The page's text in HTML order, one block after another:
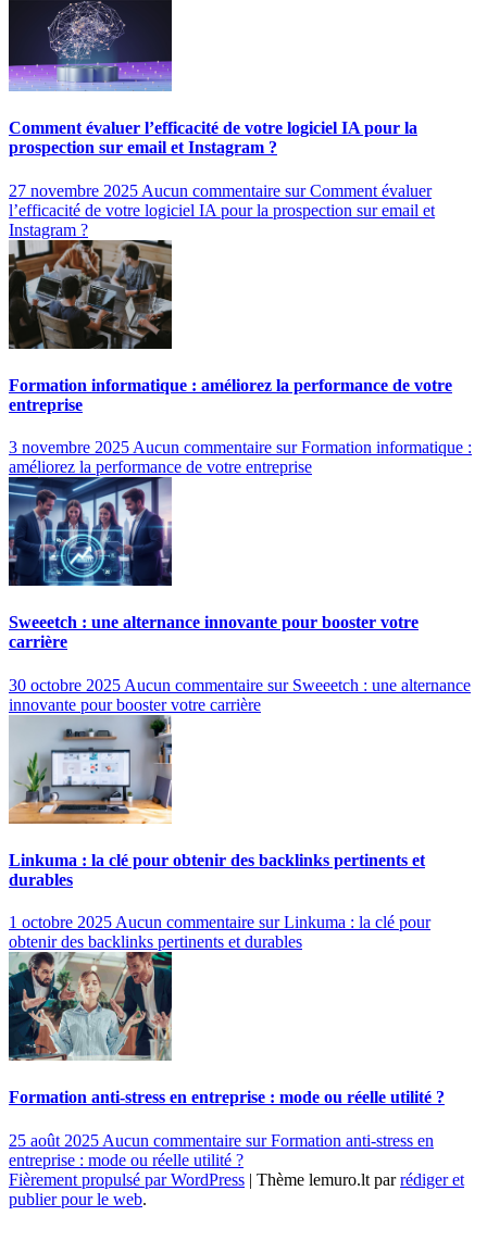
Comment évaluer l’efficacité de votre logiciel IA pour la
prospection sur email et Instagram ?
27 novembre 2025 Aucun commentaire sur Comment évaluer
l’efficacité de votre logiciel IA pour la prospection sur email et
Instagram ?
Formation informatique : améliorez la performance de votre
entreprise
3 novembre 2025 Aucun commentaire sur Formation informatique :
améliorez la performance de votre entreprise
Sweeetch : une alternance innovante pour booster votre
carrière
30 octobre 2025 Aucun commentaire sur Sweeetch : une alternance
innovante pour booster votre carrière
Linkuma : la clé pour obtenir des backlinks pertinents et
durables
1 octobre 2025 Aucun commentaire sur Linkuma : la clé pour
obtenir des backlinks pertinents et durables
Formation anti-stress en entreprise : mode ou réelle utilité ?
25 août 2025 Aucun commentaire sur Formation anti-stress en
entreprise : mode ou réelle utilité ?
Fièrement propulsé par WordPress | Thème lemuro.lt parrédiger et
publier pour le web.